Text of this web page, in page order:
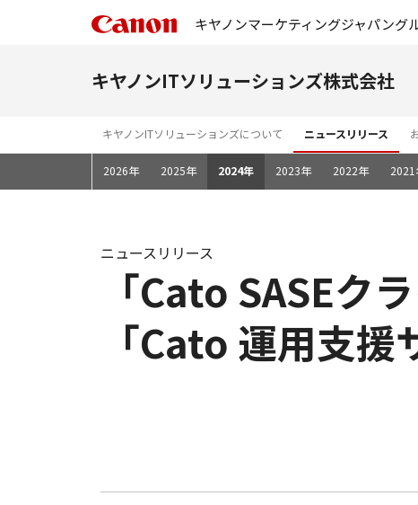
キヤノンマーケティングジャパング
キヤノンITソリューションズ株式会社
キヤノンITソリューションズについて ニュースリリース
2026年 2025年 2024年 2023年 2022年 2021
「Cato SASEク
「Cato 運用支
ニュースリリース